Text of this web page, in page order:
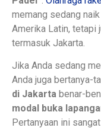
memang sedang
Amerika Latin, tetapi
termasuk Jakarta.
Jika Anda sedang
Anda juga bertanya-
di Jakarta benar-
modal buka
Pertanyaan ini